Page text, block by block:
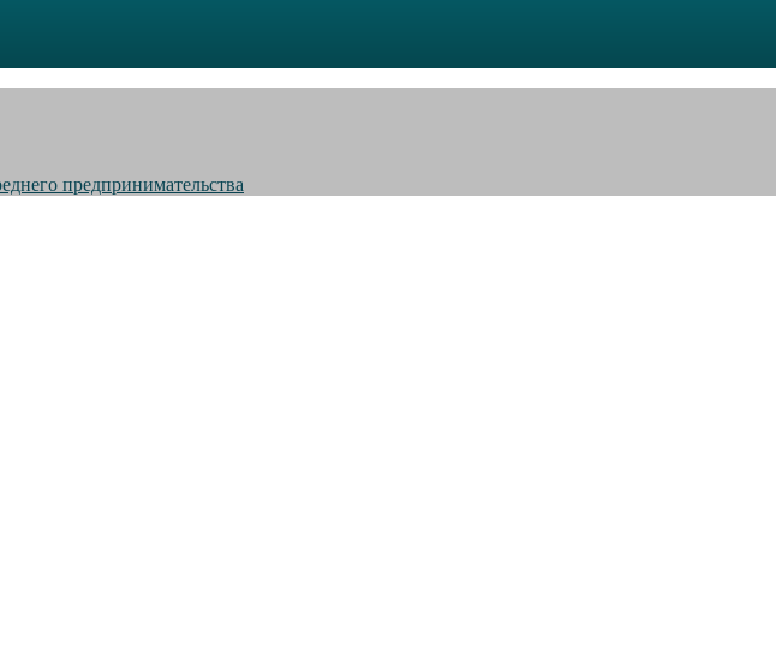
предпринимательства